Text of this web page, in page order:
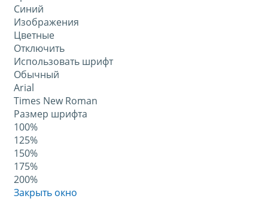
Синий
Изображения
Цветные
Отключить
Использовать шрифт
Обычный
Arial
Times New Roman
Размер шрифта
100%
125%
150%
175%
200%
Закрыть окно